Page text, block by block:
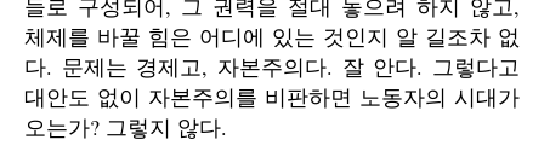
들로 구성되어, 그 권력을 절대 놓으려 하지 않고,
체제를 바꿀 힘은 어디에 있는 것인지 알 길조차 없
다. 문제는 경제고, 자본주의다. 잘 안다. 그렇다고
대안도 없이 자본주의를 비판하면 노동자의 시대가
오는가? 그렇지 않다.